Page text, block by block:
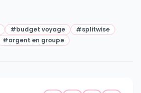
#budget voyage #splitwise
#argent en groupe